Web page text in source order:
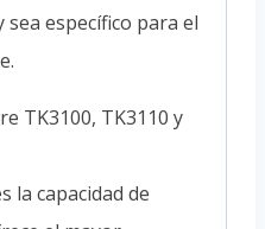
específico para el
TK3100, TK3110 y
la capacidad de